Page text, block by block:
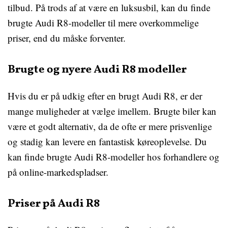
tilbud. På trods af at være en luksusbil, kan du finde
brugte Audi R8-modeller til mere overkommelige
priser, end du måske forventer.
Brugte og nyere Audi R8 modeller
Hvis du er på udkig efter en brugt Audi R8, er der
mange muligheder at vælge imellem. Brugte biler kan
være et godt alternativ, da de ofte er mere prisvenlige
og stadig kan levere en fantastisk køreoplevelse. Du
kan finde brugte Audi R8-modeller hos forhandlere og
på online-markedspladser.
Priser på Audi R8